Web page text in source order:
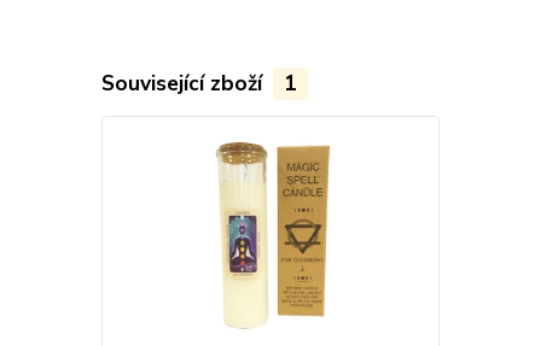
Související zboží 1